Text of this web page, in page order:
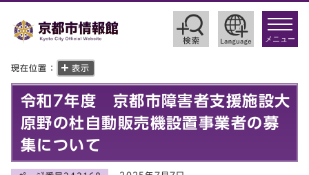
toggle
メニュー
現在位置： 表示
令和7年度 京都市障害者支援施設大
原野の杜自動販売機設置事業者の募
集について